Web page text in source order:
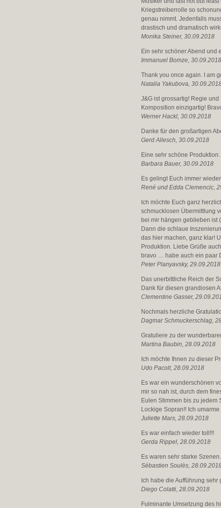
Kriegstreiberrolle so
genau nimmt. Jedenfalls
drastisch und dramatisch
Monika Steiner, 30.09.2018
Ein sehr schöner Abend und
Immanuel Bomze,
Thank you once again. I am
Natalia Yakubova,
J&G ist grossartig! Regie
Komposition einzigartig!
Werner Hackl,30.09.2018
Danke für den großartigen
Gerd Allesch, 30.09.2018
Eine sehr schöne
Barbara Bauer,30.09.2018
Es gelingt Euch immer
René und Edda Clemencic,
Ich möchte Euch ganz
schmucklosen Übermittlung
bei mir hängen geblieben ist
Dann die schlaue
das hier machen, ganz klar!
Produktion. Liebe Grüße
bravo … habe auch ein paar
Peter Planyavsky, 29.09.2018
Das unerbittliche Reich der
Dank für diesen grandiosen
Clementine Gasser,
Nochmals herzliche
Dagmar Schmuckerschlag,
Gratuliere zu der
Martina Baubin, 28.09.2018
Ich möchte Ihnen zu dieser
Udo Pacolt, 28.09.2018
Es war ein wunderschönen
mir so nah ist, durch dem
Eulen Stimmen bis zu jedem
Lockige Sopran!! Ich
Juliette Mars, 28.09.2018
Es war einfach wieder toll!!!
Gerda Rippel, 28.09.2018
Es waren sehr starke
Sébastien Soulès,
Ich habe die Aufführung
Diego Colatti, 28.09.2018
Fulminante Umsetzung des